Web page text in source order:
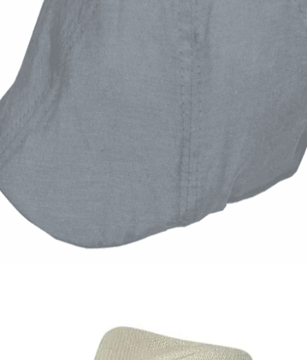
ΑΝΔΡΙΚΑ ΚΑΠΕΛΑ
Καλοκαιρινή τραγιάσκα Oxford
7,00€